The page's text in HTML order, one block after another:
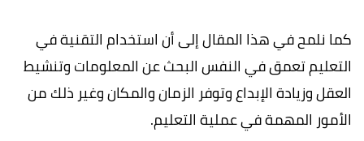
كما نلمح في هذا المقال إلى أن استخدام التقنية في
التعليم تعمق في النفس البحث عن المعلومات وتنشيط
العقل وزيادة الإبداع وتوفر الزمان والمكان وغير ذلك من
الأمور المهمة في عملية التعليم.